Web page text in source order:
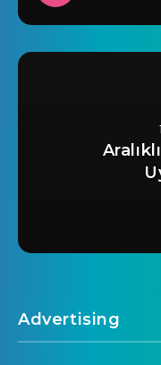
Advertising